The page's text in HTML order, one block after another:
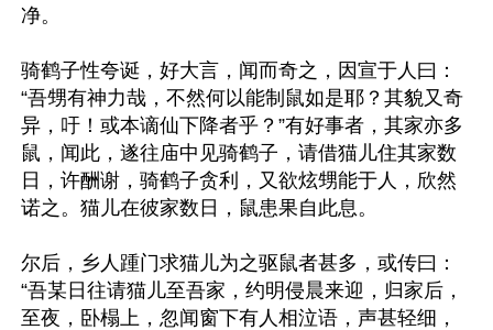
净。
骑鹤子性夸诞，好大言，闻而奇之，因宣于人曰：
“吾甥有神力哉，不然何以能制鼠如是耶？其貌又奇
异，吁！或本谪仙下降者乎？”有好事者，其家亦多
鼠，闻此，遂往庙中见骑鹤子，请借猫儿住其家数
日，许酬谢，骑鹤子贪利，又欲炫甥能于人，欣然
诺之。猫儿在彼家数日，鼠患果自此息。
尔后，乡人踵门求猫儿为之驱鼠者甚多，或传曰：
“吾某日往请猫儿至吾家，约明侵晨来迎，归家后，
至夜，卧榻上，忽闻窗下有人相泣语，声甚轻细，